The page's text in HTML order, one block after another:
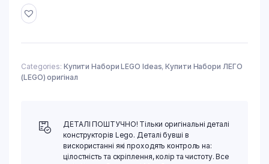
Categories: Купити Набори LEGO Ideas,Купити Набори ЛЕГО
(LEGO) оригінал
ДЕТАЛІ ПОШТУЧНО! Тільки оригінальні деталі
конструкторів Lego. Деталі бувші в
вискористанні які проходять контроль на:
цілостність та скріплення, колір та чистоту. Все